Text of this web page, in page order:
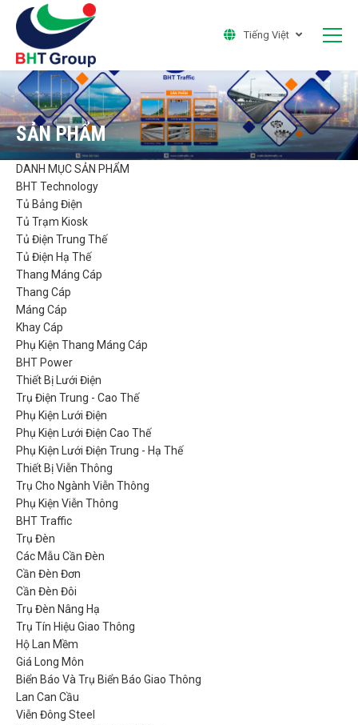
Tiếng Việt
SẢN PHẨM
DANH MỤC SẢN PHẨM
BHT Technology
Tủ Bảng Điện
Tủ Trạm Kiosk
Tủ Điện Trung Thế
Tủ Điện Hạ Thế
Thang Máng Cáp
Thang Cáp
Máng Cáp
Khay Cáp
Phụ Kiện Thang Máng Cáp
BHT Power
Thiết Bị Lưới Điện
Trụ Điện Trung - Cao Thế
Phụ Kiện Lưới Điện
Phụ Kiện Lưới Điện Cao Thế
Phụ Kiện Lưới Điện Trung - Hạ Thế
Thiết Bị Viễn Thông
Trụ Cho Ngành Viễn Thông
Phụ Kiện Viễn Thông
BHT Traffic
Trụ Đèn
Các Mẫu Cần Đèn
Cần Đèn Đơn
Cần Đèn Đôi
Trụ Đèn Nâng Hạ
Trụ Tín Hiệu Giao Thông
Hộ Lan Mềm
Giá Long Môn
Biển Báo Và Trụ Biển Báo Giao Thông
Lan Can Cầu
Viễn Đông Steel